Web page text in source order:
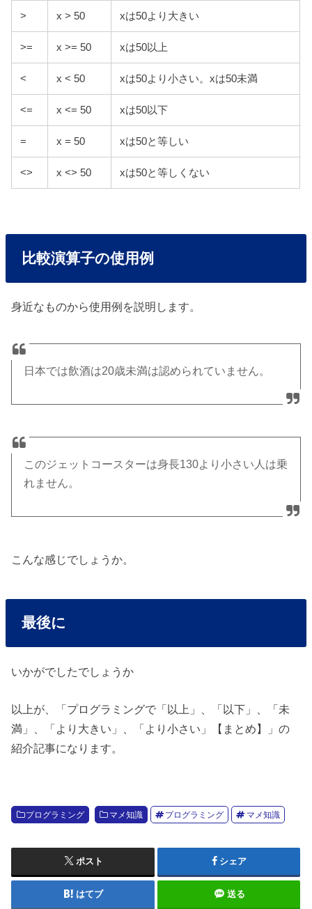
> x > 50 xは50より大きい
>= x >= 50 xは50以上
< x < 50 xは50より小さい。xは50未満
<= x <= 50 xは50以下
= x = 50 xは50と等しい
<> x <> 50 xは50と等しくない
比較演算子の使用例
身近なものから使用例を説明します。
日本では飲酒は20歳未満は認められていません。
このジェットコースターは身長130より小さい人は乗
れません。
こんな感じでしょうか。
最後に
いかがでしたでしょうか
以上が、「プログラミングで「以上」、「以下」、「未
満」、「より大きい」、「より小さい」【まとめ】」の
紹介記事になります。
プログラミング マメ知識 プログラミング マメ知識
ポスト シェア
はてブ 送る